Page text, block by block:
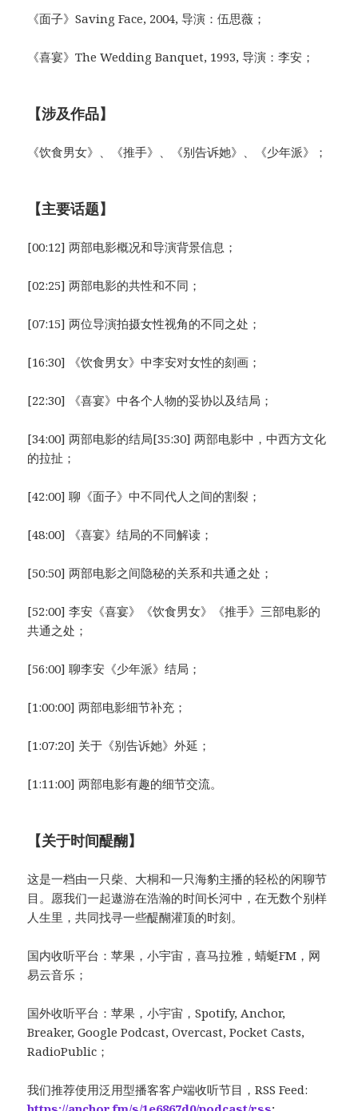
《面子》Saving Face, 2004, 导演：伍思薇；
《喜宴》The Wedding Banquet, 1993, 导演：李安；
【涉及作品】
《饮食男女》、《推手》、《别告诉她》、《少年派》；
【主要话题】
[00:12] 两部电影概况和导演背景信息；
[02:25] 两部电影的共性和不同；
[07:15] 两位导演拍摄女性视角的不同之处；
[16:30] 《饮食男女》中李安对女性的刻画；
[22:30] 《喜宴》中各个人物的妥协以及结局；
[34:00] 两部电影的结局[35:30] 两部电影中，中西方文化
的拉扯；
[42:00] 聊《面子》中不同代人之间的割裂；
[48:00] 《喜宴》结局的不同解读；
[50:50] 两部电影之间隐秘的关系和共通之处；
[52:00] 李安《喜宴》《饮食男女》《推手》三部电影的
共通之处；
[56:00] 聊李安《少年派》结局；
[1:00:00] 两部电影细节补充；
[1:07:20] 关于《别告诉她》外延；
[1:11:00] 两部电影有趣的细节交流。
【关于时间醍醐】
这是一档由一只柴、大桐和一只海豹主播的轻松的闲聊节
目。愿我们一起遨游在浩瀚的时间长河中，在无数个别样
人生里，共同找寻一些醍醐灌顶的时刻。
国内收听平台：苹果，小宇宙，喜马拉雅，蜻蜓FM，网
易云音乐；
国外收听平台：苹果，小宇宙，Spotify, Anchor,
Breaker, Google Podcast, Overcast, Pocket Casts,
RadioPublic；
我们推荐使用泛用型播客客户端收听节目，RSS Feed: